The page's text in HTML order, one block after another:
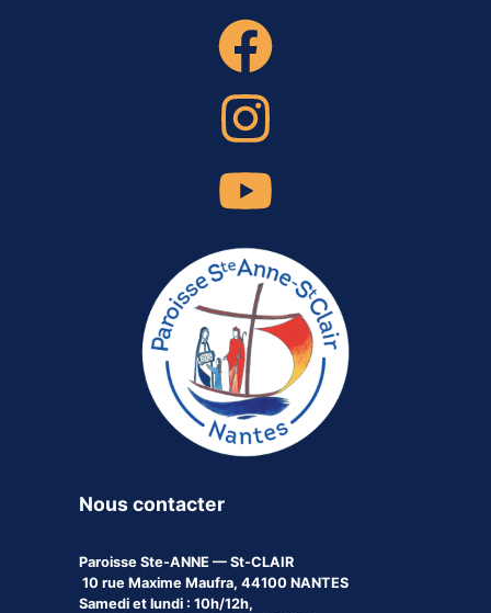
Nous contacter
Paroisse Ste-ANNE — St-CLAIR
10 rue Maxime Maufra, 44100 NANTES
Samedi et lundi : 10h/12h,